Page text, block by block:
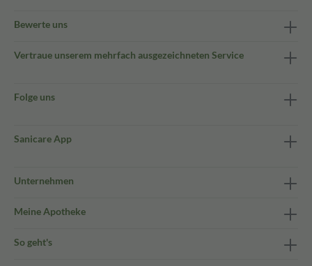
Bewerte uns
Vertraue unserem mehrfach ausgezeichneten Service
Folge uns
Sanicare App
Unternehmen
Meine Apotheke
So geht's